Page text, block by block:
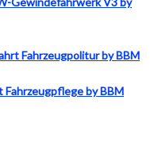
Fahrzeugpolitur by BBM
by BBM